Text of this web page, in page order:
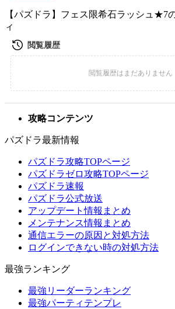
【パズドラ】フェス限希石ラッシュ★7
ィ
攻略コンテンツ
パズドラ最新情報
パズドラ攻略TOPページ
パズドラゼロ攻略TOPページ
パズドラ速報
パズドラ公式放送
アップデート情報まとめ
メンテナンス情報まとめ
通信エラーの原因と対処方法
ログインできない時の対処方法
最強ランキング
最強リーダーランキング
最強パーティテンプレ